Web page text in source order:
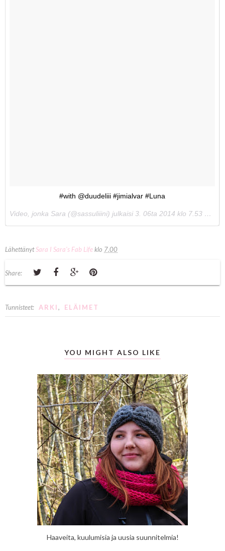
#with @duudeliii #jimialvar #Luna
Video, jonka Sara (@sassuliiini) julkaisi 3. 06ta 2014 klo 7.53 PDT
LähettänytSara I Sara's Fab Lifeklo 7.00
Share:
Tunnisteet: ARKI, ELÄIMET
YOU MIGHT ALSO LIKE
Haaveita, kuulumisia ja uusia suunnitelmia!